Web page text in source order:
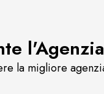
la migliore